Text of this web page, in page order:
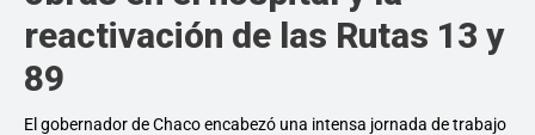
reactivación de las Rutas 13 y
89
El gobernador de Chaco encabezó una intensa jornada de trabajo